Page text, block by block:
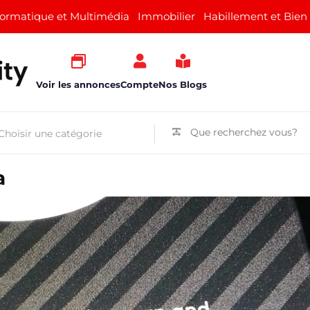
et Multimédia Immobilier Habillement et Bien
Voir les annoncesCompteNos Blogs